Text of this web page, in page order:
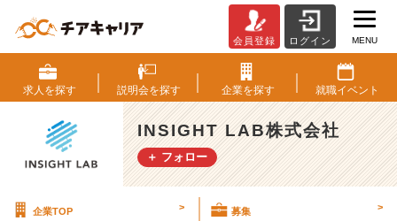
表
遠
山
が
N
o
会員登録 ログイン MENU
求人を探す 説明会を探す 企業を探す 就職イベント
INSIGHT LAB株式会社
＋ フォロー
企業TOP > 募集 >